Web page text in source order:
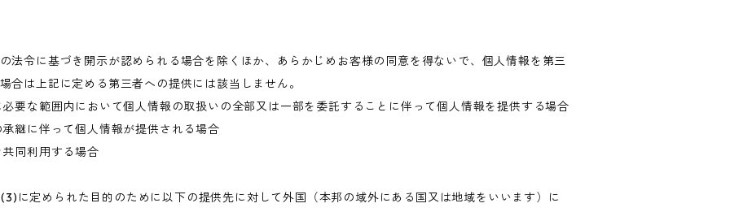
法令に基づき開示が認められる場合を除くほか、あらかじめお客様の同意を得ないで、個人情報を第三
合は上記に定める第三者への提供には該当しません。
必要な範囲内において個人情報の取扱いの全部又は一部を委託することに伴って個人情報を提供する場合
継に伴って個人情報が提供される場合
共同利用する場合
に定められた目的のために以下の提供先に対して外国（本邦の域外にある国又は地域をいいます）に